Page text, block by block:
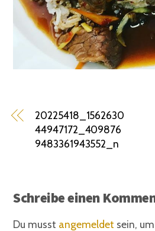
20225418_1562630
44947172_409876
9483361943552_n
Schreibe einen
Du musst angemeldet sein,